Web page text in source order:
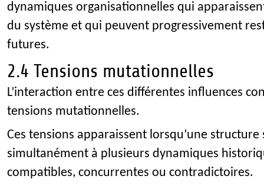
dynamiques organisationnelles qui
du système et qui peuvent progressivement
futures.
2.4 Tensions mutationnelles
L’interaction entre ces différentes influences
tensions mutationnelles.
Ces tensions apparaissent lorsqu’une
simultanément à plusieurs dynamiques
compatibles, concurrentes ou contradictoires.